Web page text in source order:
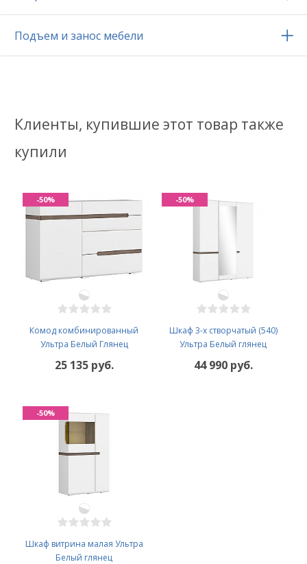
Подъем и занос мебели
Клиенты, купившие этот товар также
купили
Комод комбинированный
Ультра Белый Глянец
25 135 руб.
-50%
Шкаф 3-х створчатый (540)
Ультра Белый глянец
44 990 руб.
-50%
Шкаф витрина малая Ультра
Белый глянец
-50%